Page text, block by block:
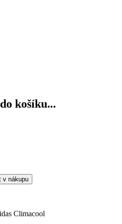
košíku...
v nákupu
Climacool